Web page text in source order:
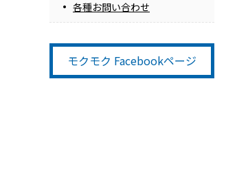
各種お問い合わせ
モクモク Facebookページ